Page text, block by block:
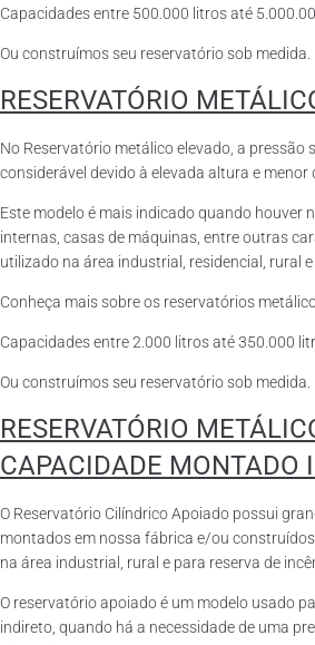
Capacidades entre 500.000 litros até
Ou construímos seu reservatório sob medida.
RESERVATÓRIO
No Reservatório metálico elevado, a pressão
considerável devido à elevada altura e menor
Este modelo é mais indicado quando houver
internas, casas de máquinas, entre outras
utilizado na área industrial, residencial, rural
Conheça mais sobre os reservatórios
Capacidades entre 2.000 litros até 350.000
Ou construímos seu reservatório sob medida.
RESERVATÓRIO
CAPACIDADE MONTADO
O Reservatório Cilíndrico Apoiado possui
montados em nossa fábrica e/ou construídos
na área industrial, rural e para reserva de
O reservatório apoiado é um modelo usado
indireto, quando há a necessidade de uma